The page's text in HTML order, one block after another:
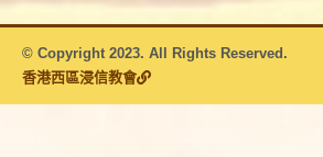
© Copyright 2023. All Rights Reserved.
香港西區浸信教會